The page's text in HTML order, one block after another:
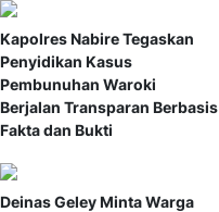
Kapolres Nabire Tegaskan
Penyidikan Kasus
Pembunuhan Waroki
Berjalan Transparan Berbasis
Fakta dan Bukti
Deinas Geley Minta Warga